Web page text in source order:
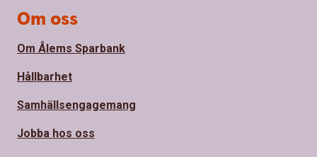
Om oss
Om Ålems Sparbank
Hållbarhet
Samhällsengagemang
Jobba hos oss